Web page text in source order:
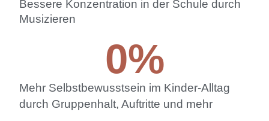
Bessere Konzentration in der Schule durch
Musizieren
Mehr Selbstbewusstsein im Kinder-Alltag
durch Gruppenhalt, Auftritte und mehr
0%